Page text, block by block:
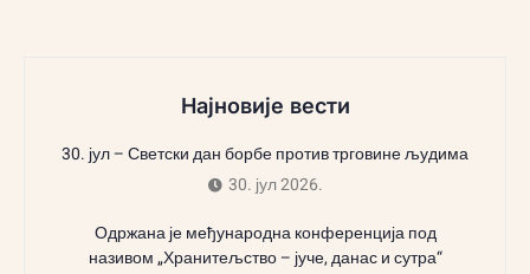
Најновије вести
30. јул – Светски дан борбе против трговине људима
30. јул 2026.
Одржана је међународна конференција под
називом „Хранитељство – јуче, данас и сутра“